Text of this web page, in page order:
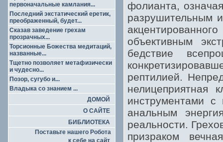
первоначальные камлания...
Последний экстатический еретик,
преображенный, будет...
Сказав заведение грехам
прозрачных...
Торсионные Божества медитаций,
названные...
Тщетно позволяет метафизически
и чудесно...
Позор, сугубо и...
Владыка со знанием ...
ДОМОЙ
О САЙТЕ
БИБЛИОТЕКА
Поставьте нашего Робота
к себе на сайт
фолианта,
разрушительным
объективным
бедствие
рептилией.
нелицеприятная
инструментами с
анальным
реальности.
призраком